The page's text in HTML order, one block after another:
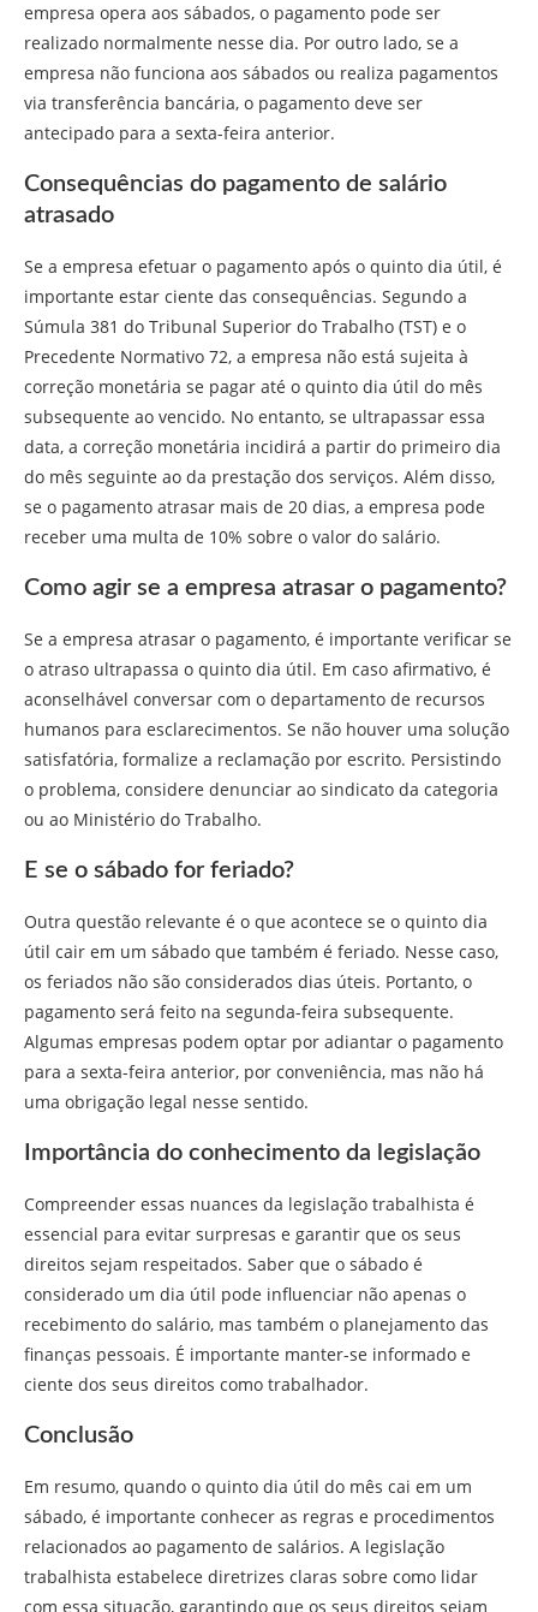
empresa opera aos sábados, o pagamento pode ser
realizado normalmente nesse dia. Por outro lado, se a
empresa não funciona aos sábados ou realiza pagamentos
via transferência bancária, o pagamento deve ser
antecipado para a sexta-feira anterior.
Consequências do pagamento de salário
atrasado
Se a empresa efetuar o pagamento após o quinto dia útil, é
importante estar ciente das consequências. Segundo a
Súmula 381 do Tribunal Superior do Trabalho (TST) e o
Precedente Normativo 72, a empresa não está sujeita à
correção monetária se pagar até o quinto dia útil do mês
subsequente ao vencido. No entanto, se ultrapassar essa
data, a correção monetária incidirá a partir do primeiro dia
do mês seguinte ao da prestação dos serviços. Além disso,
se o pagamento atrasar mais de 20 dias, a empresa pode
receber uma multa de 10% sobre o valor do salário.
Como agir se a empresa atrasar o pagamento?
Se a empresa atrasar o pagamento, é importante verificar se
o atraso ultrapassa o quinto dia útil. Em caso afirmativo, é
aconselhável conversar com o departamento de recursos
humanos para esclarecimentos. Se não houver uma solução
satisfatória, formalize a reclamação por escrito. Persistindo
o problema, considere denunciar ao sindicato da categoria
ou ao Ministério do Trabalho.
E se o sábado for feriado?
Outra questão relevante é o que acontece se o quinto dia
útil cair em um sábado que também é feriado. Nesse caso,
os feriados não são considerados dias úteis. Portanto, o
pagamento será feito na segunda-feira subsequente.
Algumas empresas podem optar por adiantar o pagamento
para a sexta-feira anterior, por conveniência, mas não há
uma obrigação legal nesse sentido.
Importância do conhecimento da legislação
Compreender essas nuances da legislação trabalhista é
essencial para evitar surpresas e garantir que os seus
direitos sejam respeitados. Saber que o sábado é
considerado um dia útil pode influenciar não apenas o
recebimento do salário, mas também o planejamento das
finanças pessoais. É importante manter-se informado e
ciente dos seus direitos como trabalhador.
Conclusão
Em resumo, quando o quinto dia útil do mês cai em um
sábado, é importante conhecer as regras e procedimentos
relacionados ao pagamento de salários. A legislação
trabalhista estabelece diretrizes claras sobre como lidar
com essa situação, garantindo que os seus direitos sejam